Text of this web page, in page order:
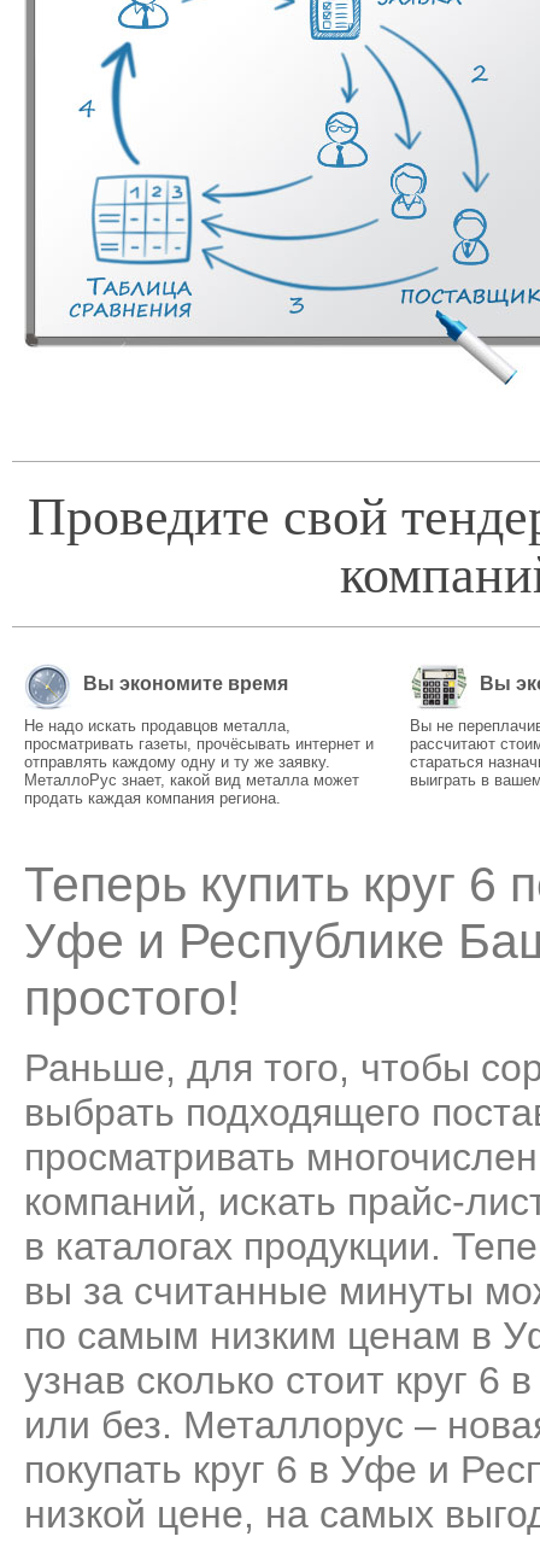
Проведите свой
Вы экономите время
Не надо искать продавцов металла,
просматривать газеты, прочёсывать интернет и
отправлять каждому одну и ту же заявку.
МеталлоРус знает, какой вид металла может
продать каждая компания региона.
Вы
Вы не
рассчитают
стараться
выиграть в
Теперь купить круг
Уфе и Республике
простого!
Раньше, для того, чтобы
выбрать подходящего
просматривать
компаний, искать прайс-
в каталогах продукции.
вы за считанные минуты
по самым низким ценам в
узнав сколько стоит круг 6
или без. Металлорус –
покупать круг 6 в Уфе и
низкой цене, на самых